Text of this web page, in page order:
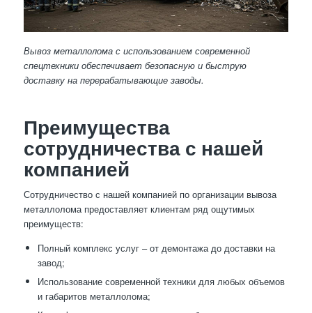
Вывоз металлолома с использованием современной
спецтехники обеспечивает безопасную и быструю
доставку на перерабатывающие заводы.
Преимущества
сотрудничества с нашей
компанией
Сотрудничество с нашей компанией по организации вывоза
металлолома предоставляет клиентам ряд ощутимых
преимуществ:
Полный комплекс услуг – от демонтажа до доставки на
завод;
Использование современной техники для любых объемов
и габаритов металлолома;